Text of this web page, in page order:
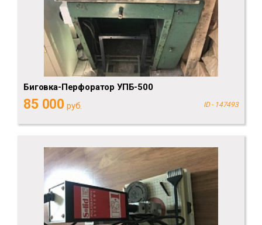
Биговка-Перфоратор УПБ-500
85 000 руб. ID - 147493